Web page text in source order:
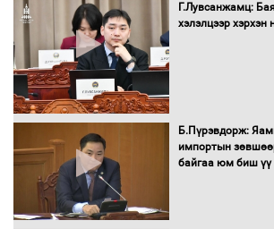
Г.Лувсанжамц:
хэлэлцээр хэрхэн
Б.Пүрэвдорж:
импортын
байгаа юм биш үү